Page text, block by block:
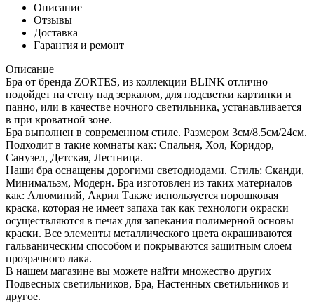
Описание
Отзывы
Доставка
Гарантия и ремонт
Описание
Бра от бренда ZORTES, из коллекции BLINK отлично
подойдет на стену над зеркалом, для подсветки картинки и
панно, или в качестве ночного светильника, устанавливается
в при кроватной зоне.
Бра выполнен в современном стиле. Размером 3см/8.5см/24см.
Подходит в такие комнаты как: Спальня, Хол, Коридор,
Санузел, Детская, Лестница.
Наши бра оснащены дорогими светодиодами. Стиль: Сканди,
Минимальзм, Модерн. Бра изготовлен из таких материалов
как: Алюминий, Акрил Также используется порошковая
краска, которая не имеет запаха так как технологи окраски
осуществляются в печах для запекания полимерной основы
краски. Все элементы металлического цвета окрашиваются
гальваническим способом и покрываются защитным слоем
прозрачного лака.
В нашем магазине вы можете найти множество других
Подвесных светильников, Бра, Настенных светильников и
другое.